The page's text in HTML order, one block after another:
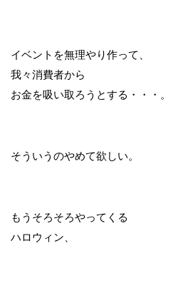
イベントを無理やり作って、
我々消費者から
お金を吸い取ろうとする・・・。
そういうのやめて欲しい。
もうそろそろやってくる
ハロウィン、